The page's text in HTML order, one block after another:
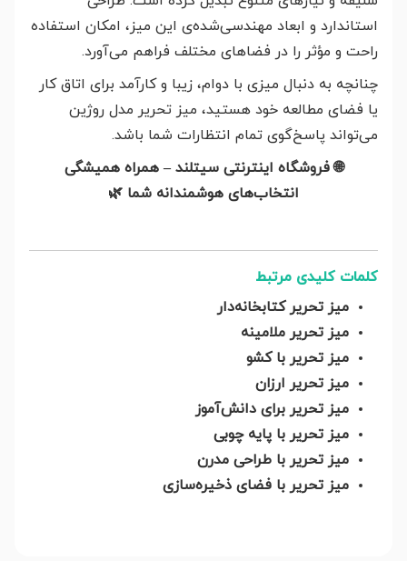
استاندارد و ابعاد مهندسی‌شده‌ی این میز، امکان استفاده
راحت و مؤثر را در فضاهای مختلف فراهم می‌آورد.
چنانچه به دنبال میزی با دوام، زیبا و کارآمد برای اتاق کار
یا فضای مطالعه خود هستید، میز تحریر مدل روژین
می‌تواند پاسخ‌گوی تمام انتظارات شما باشد.
🌐فروشگاه اینترنتی سیتلند – همراه همیشگی
انتخاب‌های هوشمندانه شما 🌿
کلمات کلیدی مرتبط
میز تحریر کتابخانه‌دار
میز تحریر ملامینه
میز تحریر با کشو
میز تحریر ارزان
میز تحریر برای دانش‌آموز
میز تحریر با پایه چوبی
میز تحریر با طراحی مدرن
میز تحریر با فضای ذخیره‌سازی